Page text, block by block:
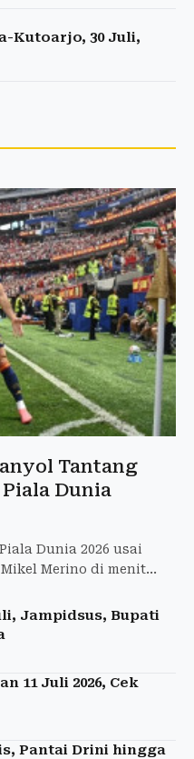
Kutoarjo, 30 Juli,
Tantang
Dunia
Dunia 2026 usai
Merino di menit
Jampidsus, Bupati
11 Juli 2026, Cek
Pantai Drini hingga